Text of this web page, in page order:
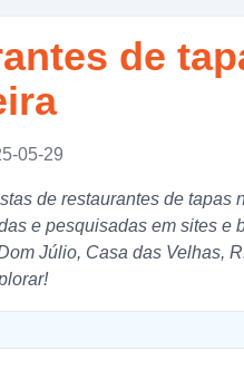
de
05-29
de restaurantes de tapas
e pesquisadas em sites e
Júlio, Casa das Velhas,